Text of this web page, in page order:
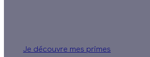
Je découvre mes primes